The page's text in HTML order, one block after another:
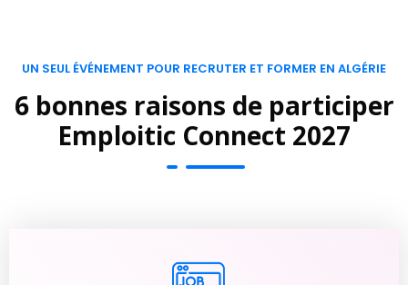
UN SEUL ÉVÉNEMENT POUR RECRUTER ET FORMER EN ALGÉRIE
6 bonnes raisons de participer
Emploitic Connect 2027